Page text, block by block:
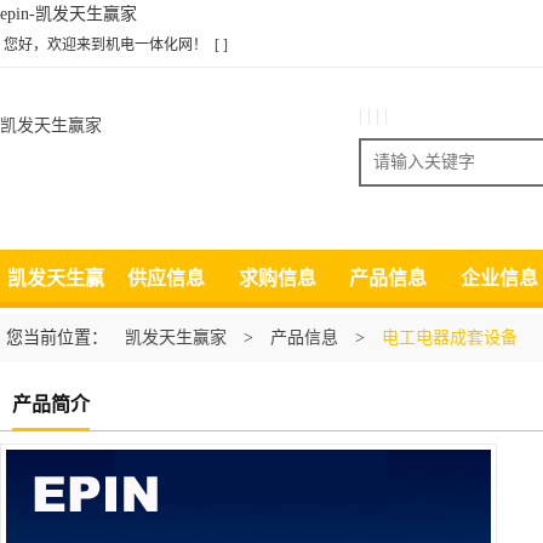
epin-凯发天生赢家
您好，欢迎来到机电一体化网！ [ ]
凯发天生赢家
搜索
凯发天生赢
家
供应信息 求购信息 产品信息 企业信息
您当前位置： 凯发天生赢家 > 产品信息 > 电工电器成套设备
产品简介